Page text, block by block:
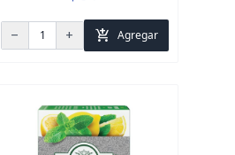
remove add add_shopping_cart Agregar